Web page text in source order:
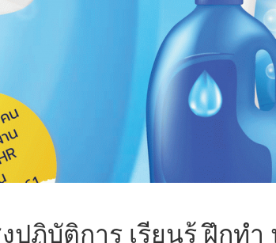
ปฏิบัติการ เรียนรู้ ฝึกท